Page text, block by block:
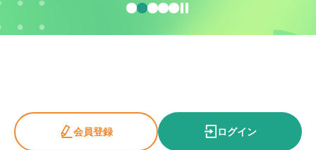
ログイン
会員登録